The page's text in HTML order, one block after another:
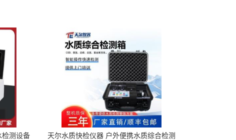
检测设备
天尔水质快检仪器 户外便携水质综合检测